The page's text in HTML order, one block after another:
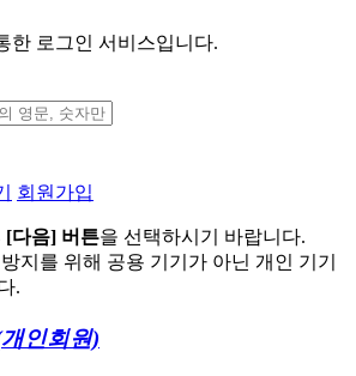
한 로그인 서비스입니다.
회원가입
[다음] 버튼을 선택하시기 바랍니다.
지를 위해 공용 기기가 아닌 개인 기기
.
인회원)